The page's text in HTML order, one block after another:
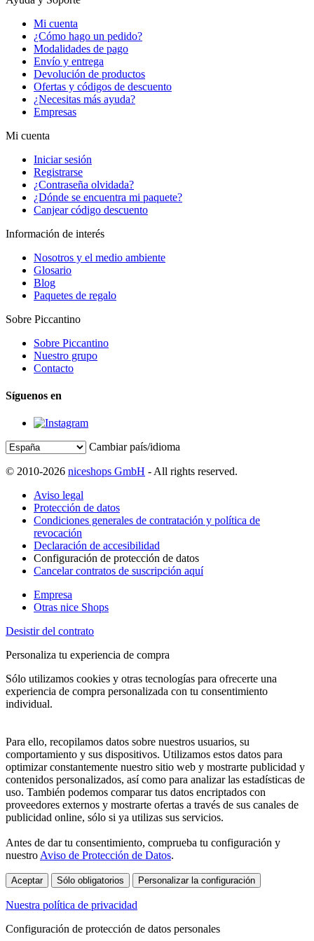
Mi cuenta
¿Cómo hago un pedido?
Modalidades de pago
Envío y entrega
Devolución de productos
Ofertas y códigos de descuento
¿Necesitas más ayuda?
Empresas
Mi cuenta
Iniciar sesión
Registrarse
¿Contraseña olvidada?
¿Dónde se encuentra mi paquete?
Canjear código descuento
Información de interés
Nosotros y el medio ambiente
Glosario
Blog
Paquetes de regalo
Sobre Piccantino
Sobre Piccantino
Nuestro grupo
Contacto
Síguenos en
Cambiar país/idioma
© 2010-2026 niceshops GmbH - All rights reserved.
Aviso legal
Protección de datos
Condiciones generales de contratación y política de
revocación
Declaración de accesibilidad
Configuración de protección de datos
Cancelar contratos de suscripción aquí
Empresa
Otras nice Shops
Desistir del contrato
Personaliza tu experiencia de compra
Sólo utilizamos cookies y otras tecnologías para ofrecerte una
experiencia de compra personalizada con tu consentimiento
individual.
Para ello, recopilamos datos sobre nuestros usuarios, su
comportamiento y sus dispositivos. Utilizamos estos datos para
optimizar constantemente nuestro sitio web y mostrarte publicidad y
contenidos personalizados, así como para analizar las estadísticas de
uso. También podemos comparar tus datos encriptados con
proveedores externos y mostrarte ofertas a través de sus canales de
publicidad online, sólo si ya utilizas sus servicios.
Antes de dar tu consentimiento, comprueba tu configuración y
nuestro Aviso de Protección de Datos.
Aceptar Sólo obligatorios Personalizar la configuración
Nuestra política de privacidad
Configuración de protección de datos personales